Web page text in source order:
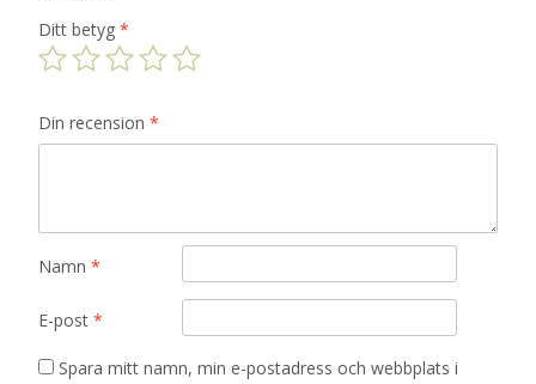
Ditt betyg *
Din recension *
Namn *
E-post *
Spara mitt namn, min e-postadress och webbplats i